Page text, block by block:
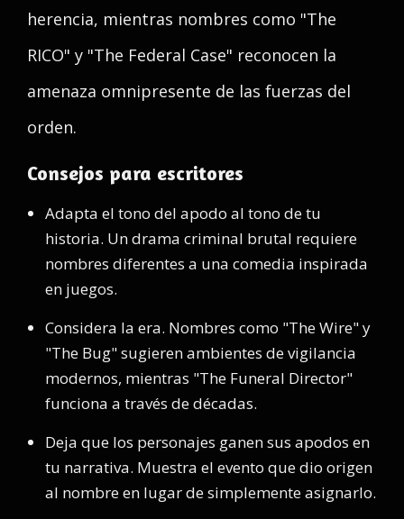
herencia, mientras nombres como "The
RICO" y "The Federal Case" reconocen la
amenaza omnipresente de las fuerzas del
orden.
Consejos para escritores
Adapta el tono del apodo al tono de tu
historia. Un drama criminal brutal requiere
nombres diferentes a una comedia inspirada
en juegos.
Considera la era. Nombres como "The Wire" y
"The Bug" sugieren ambientes de vigilancia
modernos, mientras "The Funeral Director"
funciona a través de décadas.
Deja que los personajes ganen sus apodos en
tu narrativa. Muestra el evento que dio origen
al nombre en lugar de simplemente asignarlo.